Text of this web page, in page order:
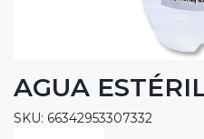
AGUA
SKU: 66342953307332